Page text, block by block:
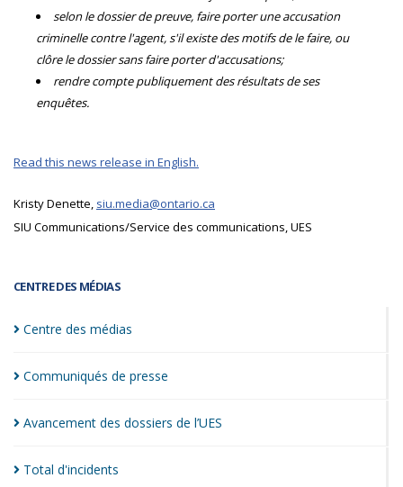
CENTRE DES MÉDIAS
Centre des médias
Communiqués de presse
Avancement des dossiers de l’UES
Total d'incidents
selon le dossier de preuve, faire porter une accusation
criminelle contre l'agent, s'il existe des motifs de le faire, ou
clôre le dossier sans faire porter d'accusations;
rendre compte publiquement des résultats de ses
enquêtes.
Read this news release in English.
Kristy Denette, siu.media@ontario.ca
SIU Communications/Service des communications, UES